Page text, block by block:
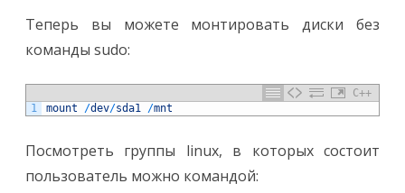
Теперь вы можете монтировать диски без
команды sudo:
C++
1
mount /dev/sda1 /mnt
Посмотреть группы linux, в которых состоит
пользователь можно командой: